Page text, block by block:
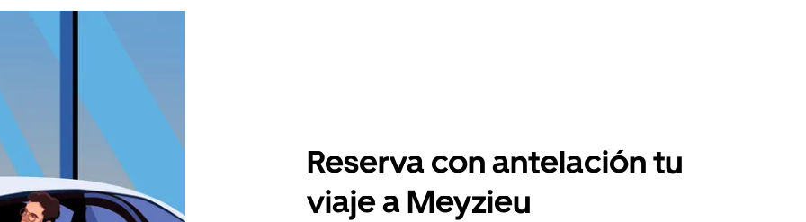
Reserva con antelación tu
viaje a Meyzieu